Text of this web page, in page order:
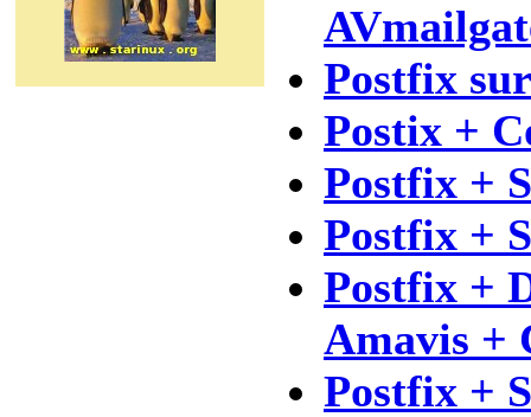
Postfix
Postix +
Postfix +
Postfix +
Postfix +
Amavis +
Postfix +